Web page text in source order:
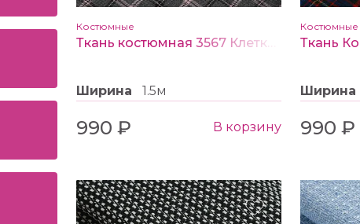
Костюмные
Ткань костюмная 3567 Клетка цв. серый/розовый
Ширина 1.5м
990 ₽ В корзину
Костюмные
Ширина
990 ₽